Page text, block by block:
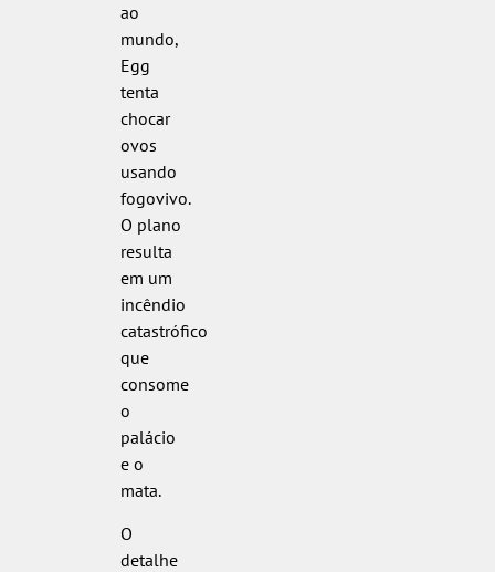
ao
mundo,
Egg
tenta
chocar
ovos
usando
fogovivo.
O plano
resulta
em um
incêndio
catastrófico
que
consome
o
palácio
e o
mata.
O
detalhe